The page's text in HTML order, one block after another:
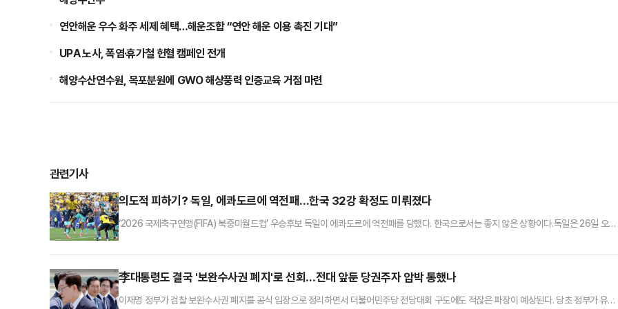
연안해운 우수 화주 세제 혜택…해운조합 “연안 해운 이용 촉진 기대”
UPA 노사, 폭염·휴가철 헌혈 캠페인 전개
해양수산연수원, 목포분원에 GWO 해상풍력 인증교육 거점 마련
관련기사
의도적 피하기? 독일, 에콰도르에 역전패…한국 32강 확정도 미뤄졌다
‘2026 국제축구연맹(FIFA) 북중미월드컵’ 우승후보 독일이 에콰도르에 역전패를 당했다. 한국으로서는 좋지 않은 상황이다.독일은 26일 오전
강 토너먼트 진출을 확정했던 독일은 동 시간대 퀴라소를 2-0으로 제압한 코트디부아르와 승점서 동률을 이뤘지만 승자승 원칙에 따라 조 1위
李대통령도 결국 '보완수사권 폐지'로 선회…전대 앞둔 당권주자 압박 통했나
이재명 정부가 검찰 보완수사권 폐지를 공식 입장으로 정리하면서 더불어민주당 전당대회 구도에도 적잖은 파장이 예상된다. 당초 정부가 유지